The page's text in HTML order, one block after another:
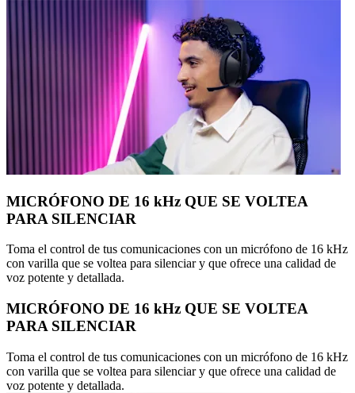
MICRÓFONO DE 16 kHz QUE SE VOLTEA
PARA SILENCIAR
Toma el control de tus comunicaciones con un micrófono de 16 kHz
con varilla que se voltea para silenciar y que ofrece una calidad de
voz potente y detallada.
MICRÓFONO DE 16 kHz QUE SE VOLTEA
PARA SILENCIAR
Toma el control de tus comunicaciones con un micrófono de 16 kHz
con varilla que se voltea para silenciar y que ofrece una calidad de
voz potente y detallada.